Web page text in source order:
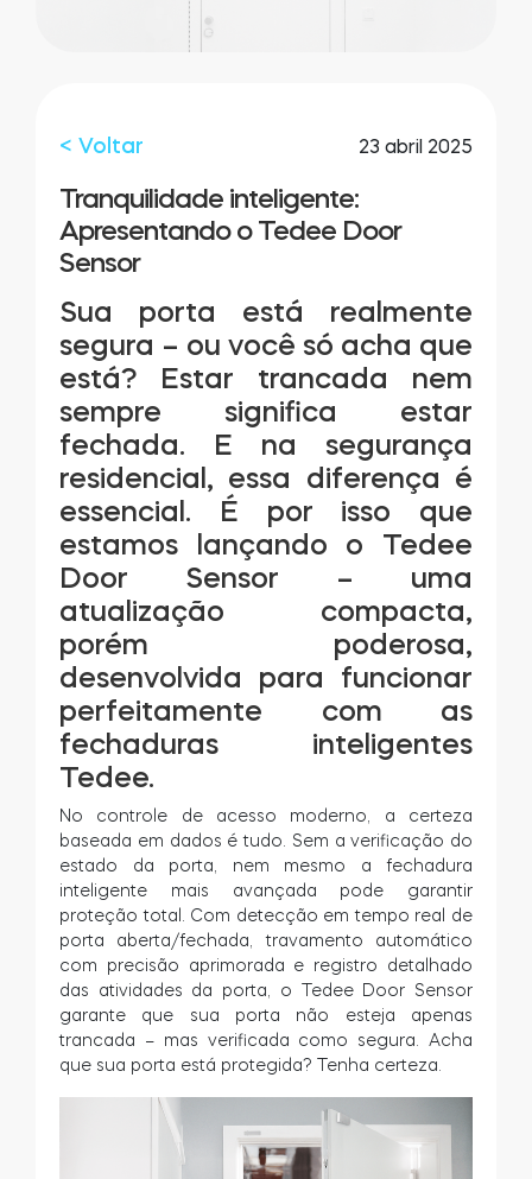
Tedee Bridge
Cilindros
Adaptadores
Acesso à casa
Tedee Keypad PRO
Tedee Biometric Module
Teclado
Tedee GO2
LOCALIZADOR DE LOJAS
< Voltar 23 abril 2025
Tranquilidade inteligente:
Apresentando o Tedee Door
Sensor
Sua porta está realmente
segura – ou você só acha que
está? Estar trancada nem
sempre significa estar
fechada. E na segurança
residencial, essa diferença é
essencial. É por isso que
estamos lançando o Tedee
Door Sensor – uma
atualização compacta,
porém poderosa,
desenvolvida para funcionar
perfeitamente com as
fechaduras inteligentes
Tedee.
No controle de acesso moderno, a certeza
baseada em dados é tudo. Sem a verificação do
estado da porta, nem mesmo a fechadura
inteligente mais avançada pode garantir
proteção total. Com detecção em tempo real de
porta aberta/fechada, travamento automático
com precisão aprimorada e registro detalhado
das atividades da porta, o Tedee Door Sensor
garante que sua porta não esteja apenas
trancada – mas verificada como segura. Acha
que sua porta está protegida? Tenha certeza.